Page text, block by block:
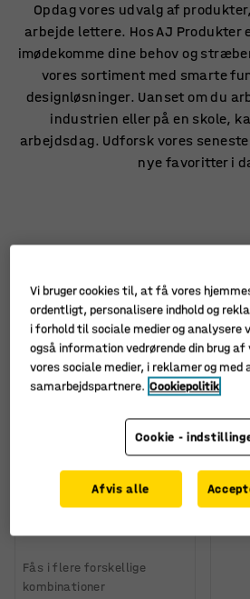
Opdag vores udvalg af
arbejde lettere. Hos AJ Produkter
imødekomme dine behov og
vores sortiment med smarte
designløsninger. Uanset om du
industrien eller på en skole,
arbejdsdag. Udforsk vores
nye favoritter i
230 produkter
Fås i flere forskellige
kombinationer
Vi bruger cookies til, at få vores
ordentligt, personalisere indhold og
i forhold til sociale medier og analysere
også information vedrørende din brug af
vores sociale medier, i reklamer og med
samarbejdspartnere. Cookiepolitik
Cookie -
Afvis alle